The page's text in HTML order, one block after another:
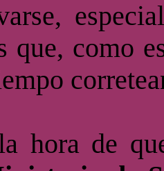
que, como
hora de